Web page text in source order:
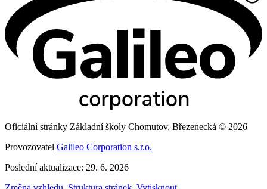
Oficiální stránky Základní školy Chomutov, Březenecká © 2026
Provozovatel Galileo Corporation s.r.o.
Poslední aktualizace: 29. 6. 2026